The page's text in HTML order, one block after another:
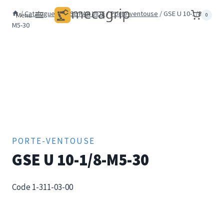
Menu 0
/Catalogue /PRISE PAR VIDE/Porte-ventouse /GSE U 10-1/8-
M5-30
PORTE-VENTOUSE
GSE U 10-1/8-M5-30
Code 1-311-03-00